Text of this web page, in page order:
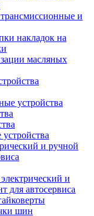
и
накладок на
масляных
устройства
и ручной
и
для автосервиса
шин